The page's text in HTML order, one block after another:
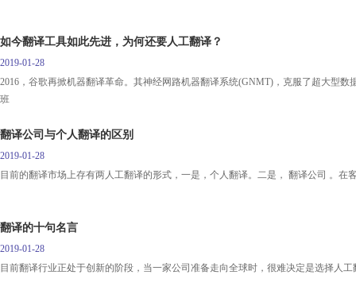
如今翻译工具如此先进，为何还要人工翻译？
2019-01-28
2016，谷歌再掀机器翻译革命。其神经网路机器翻译系统(GNMT)，克服了超大型
班
翻译公司与个人翻译的区别
2019-01-28
目前的翻译市场上存有两人工翻译的形式，一是，个人翻译。二是， 翻译公司 。
翻译的十句名言
2019-01-28
目前翻译行业正处于创新的阶段，当一家公司准备走向全球时，很难决定是选择人